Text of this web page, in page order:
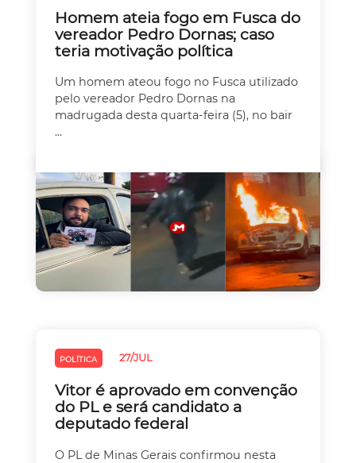
Homem ateia fogo em Fusca do
vereador Pedro Dornas; caso
teria motivação política
Um homem ateou fogo no Fusca utilizado
pelo vereador Pedro Dornas na
madrugada desta quarta-feira (5), no bair
...
POLÍTICA 27/JUL
Vitor é aprovado em convenção
do PL e será candidato a
deputado federal
O PL de Minas Gerais confirmou nesta